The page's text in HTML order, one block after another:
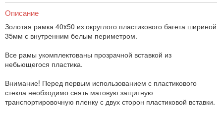
Описание
Золотая рамка 40x50 из округлого пластикового багета шириной
35мм с внутренним белым периметром.
Все рамы укомплектованы прозрачной вставкой из
небьющегося пластика.
Внимание! Перед первым использованием с пластикового
стекла необходимо снять матовую защитную
транспортировочную пленку с двух сторон пластиковой вставки.